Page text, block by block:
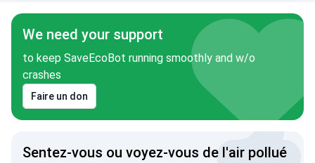
We need your support
to keep SaveEcoBot running smoothly and w/o
crashes
Faire un don
Sentez-vous ou voyez-vous de l'air pollué